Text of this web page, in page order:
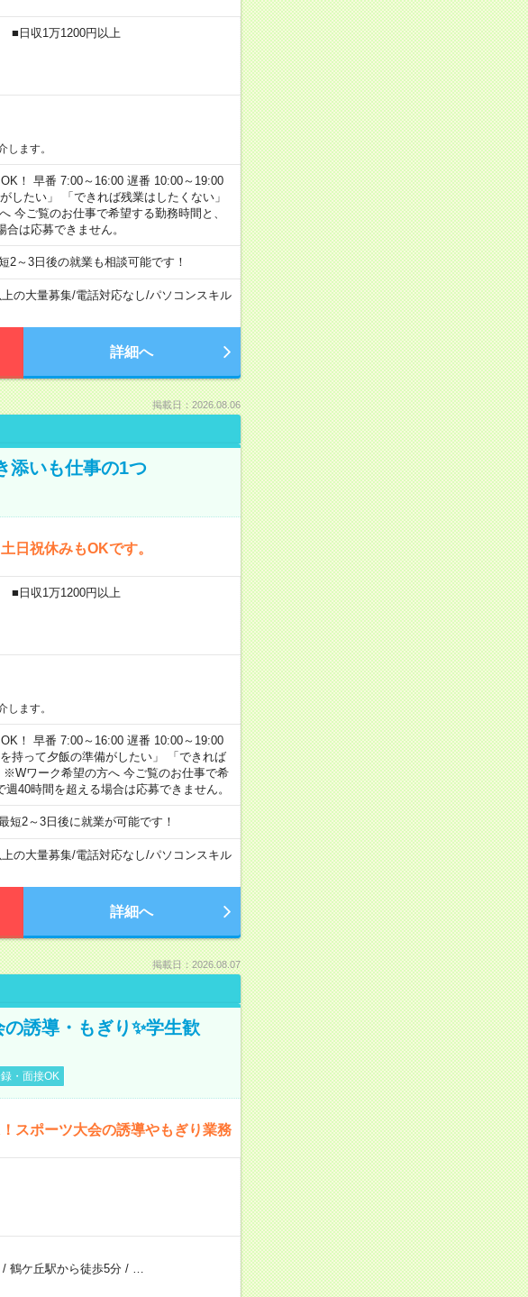
日収1万1200円以上
ます。
！ 早番 7:00～16:00 遅番 10:00～19:00
したい」 「できれば残業はしたくない」
今ご覧のお仕事で希望する勤務時間と、
は応募できません。
～3日後の就業も相談可能です！
の大量募集/電話対応なし/パソコンスキル
詳細へ
掲載日：2026.08.06
添いも仕事の1つ
日祝休みもOKです。
日収1万1200円以上
ます。
！ 早番 7:00～16:00 遅番 10:00～19:00
持って夕飯の準備がしたい」 「できれば
ワーク希望の方へ 今ご覧のお仕事で希
40時間を超える場合は応募できません。
2～3日後に就業が可能です！
の大量募集/電話対応なし/パソコンスキル
詳細へ
掲載日：2026.08.07
の誘導・もぎり✨学生歓
・面接OK
スポーツ大会の誘導やもぎり業務
鶴ケ丘駅から徒歩5分/